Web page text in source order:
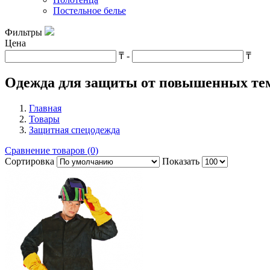
Постельное белье
Фильтры
Цена
₸ - ₸
Одежда для защиты от повышенных
Главная
Товары
Защитная спецодежда
Сравнение товаров (0)
Сортировка
Показать